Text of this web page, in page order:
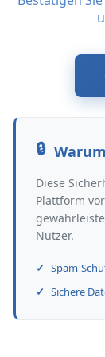
Diese
Plattform
Nutzer.
Spam-
Sichere